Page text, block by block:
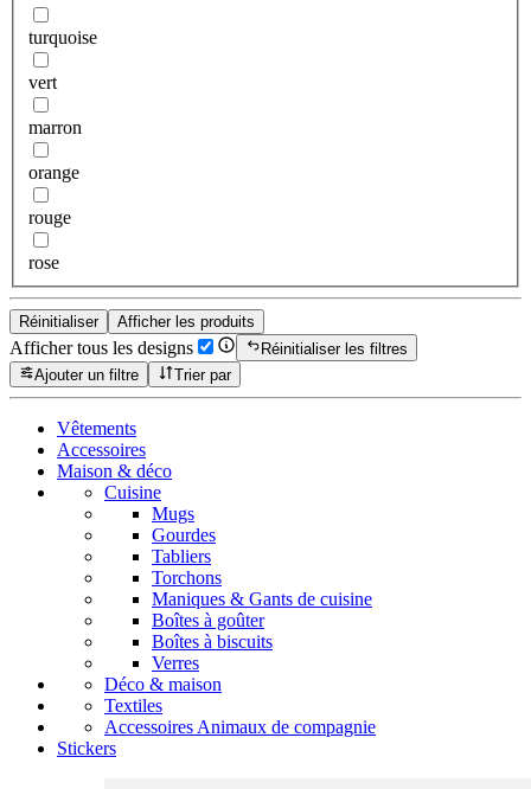
turquoise
vert
marron
orange
rouge
rose
Réinitialiser Afficher les produits
Afficher tous les designs
Réinitialiser les filtres
Ajouter un filtre
Trier par
Vêtements
Accessoires
Maison & déco
Cuisine
Mugs
Gourdes
Tabliers
Torchons
Maniques & Gants de cuisine
Boîtes à goûter
Boîtes à biscuits
Verres
Déco & maison
Textiles
Accessoires Animaux de compagnie
Stickers